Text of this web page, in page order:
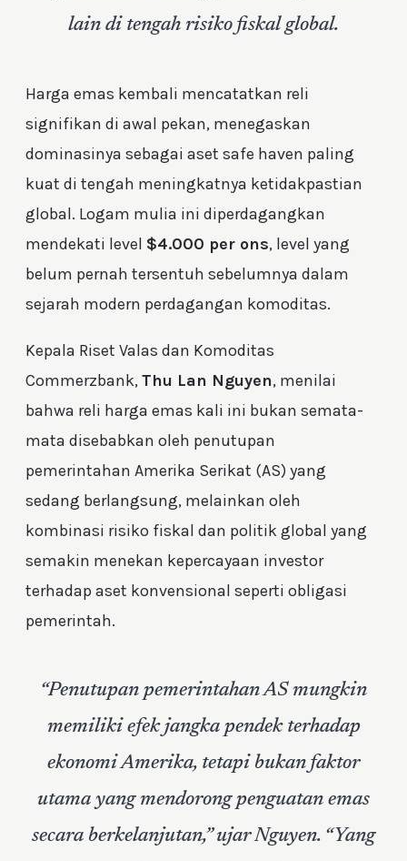
lain di tengah risiko fiskal global.
Harga emas kembali mencatatkan reli
signifikan di awal pekan, menegaskan
dominasinya sebagai aset safe haven paling
kuat di tengah meningkatnya ketidakpastian
global. Logam mulia ini diperdagangkan
mendekati level $4.000 per ons, level yang
belum pernah tersentuh sebelumnya dalam
sejarah modern perdagangan komoditas.
Kepala Riset Valas dan Komoditas
Commerzbank,Thu Lan Nguyen, menilai
bahwa reli harga emas kali ini bukan semata-
mata disebabkan oleh penutupan
pemerintahan Amerika Serikat (AS) yang
sedang berlangsung, melainkan oleh
kombinasi risiko fiskal dan politik global yang
semakin menekan kepercayaan investor
terhadap aset konvensional seperti obligasi
pemerintah.
“Penutupan pemerintahan AS mungkin
memiliki efek jangka pendek terhadap
ekonomi Amerika, tetapi bukan faktor
utama yang mendorong penguatan emas
secara berkelanjutan,” ujar Nguyen. “Yang